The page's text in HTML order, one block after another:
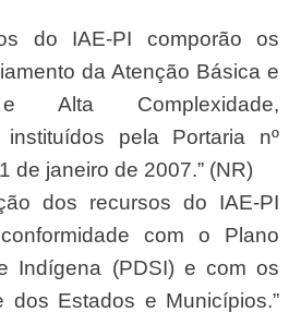
do IAE-PI comporão os
da Atenção Básica e
Complexidade,
instituídos pela Portaria nº
de janeiro de 2007.” (NR)
dos recursos do IAE-PI
com o Plano
Indígena (PDSI) e com os
dos Estados e Municípios.”